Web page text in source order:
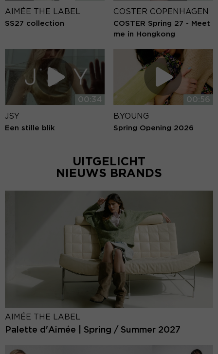
AIMÉE THE LABEL
SS27 collection
COSTER COPENHAGEN
COSTER Spring 27 - Meet
me in Hongkong
00:34
JSY
Een stille blik
00:56
B.YOUNG
Spring Opening 2026
UITGELICHT
NIEUWS BRANDS
AIMÉE THE LABEL
Palette d'Aimée | Spring / Summer 2027